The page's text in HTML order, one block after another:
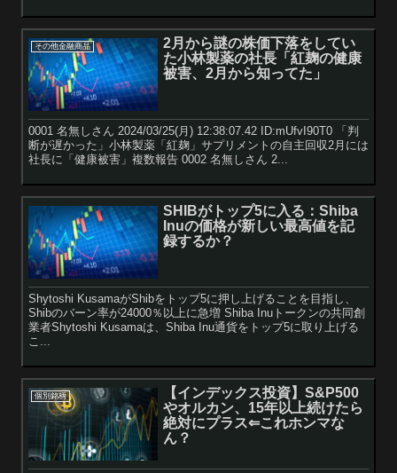
その他金融商品
2月から謎の株価下落をしてい
た小林製薬の社長「紅麹の健康
被害、2月から知ってた」
0001 名無しさん 2024/03/25(月) 12:38:07.42 ID:mUfvI90T0 「判
断が遅かった」小林製薬「紅麹」サプリメントの自主回収2月には
社長に「健康被害」複数報告 0002 名無しさん 2...
SHIBがトップ5に入る：Shiba
Inuの価格が新しい最高値を記
録するか？
Shytoshi KusamaがShibをトップ5に押し上げることを目指し、
Shibのバーン率が24000％以上に急増 Shiba Inuトークンの共同創
業者Shytoshi Kusamaは、Shiba Inu通貨をトップ5に取り上げる
こ...
個別銘柄
【インデックス投資】S&P500
やオルカン、15年以上続けたら
絶対にプラス⇐これホンマな
ん？